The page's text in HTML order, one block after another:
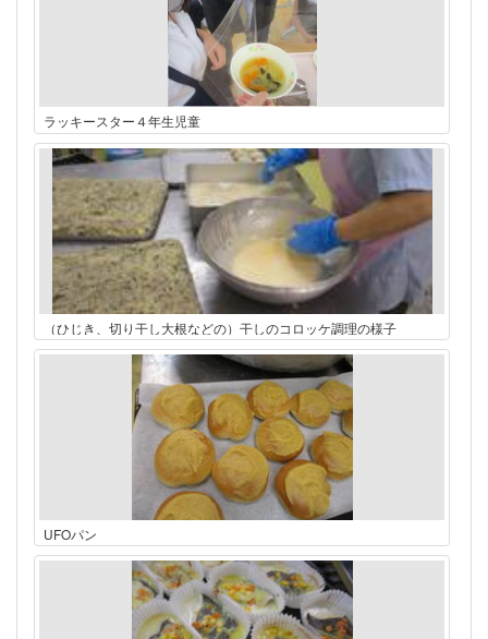
ラッキースター４年生児童
（ひじき、切り干し大根などの）干しのコロッケ調理の様子
UFOパン